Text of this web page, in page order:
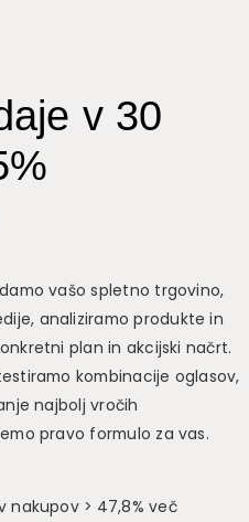
v 30
vašo spletno trgovino,
analiziramo produkte in
plan in akcijski načrt.
kombinacije oglasov,
najbolj vročih
pravo formulo za vas.
nakupov > 47,8% več